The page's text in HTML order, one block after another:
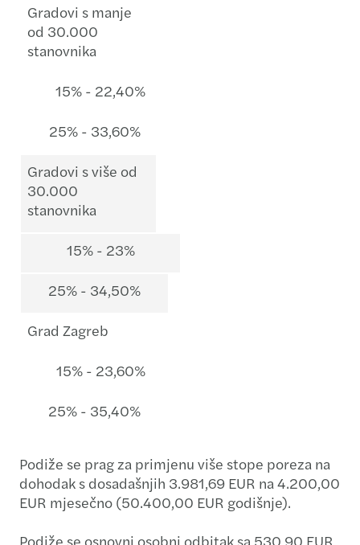
Gradovi s manje
od 30.000
stanovnika
15% - 22,40%
25% - 33,60%
Gradovi s više od
30.000
stanovnika
15% - 23%
25% - 34,50%
Grad Zagreb
15% - 23,60%
25% - 35,40%
Podiže se prag za primjenu više stope poreza na
dohodak s dosadašnjih 3.981,69 EUR na 4.200,00
EUR mjesečno (50.400,00 EUR godišnje).
Podiže se osnovni osobni odbitak sa 530,90 EUR